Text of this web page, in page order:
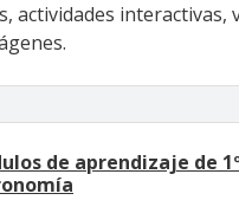
actividades interactivas,
de aprendizaje de